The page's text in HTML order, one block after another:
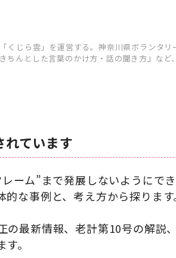
くじら雲」を運営する。神奈川県ボランタ
んとした言葉のかけ方・話の聞き方』など
ています
ーム”まで発展しないようにで
な事例と、考え方から探りま
最新情報、老計第10号の解説
。